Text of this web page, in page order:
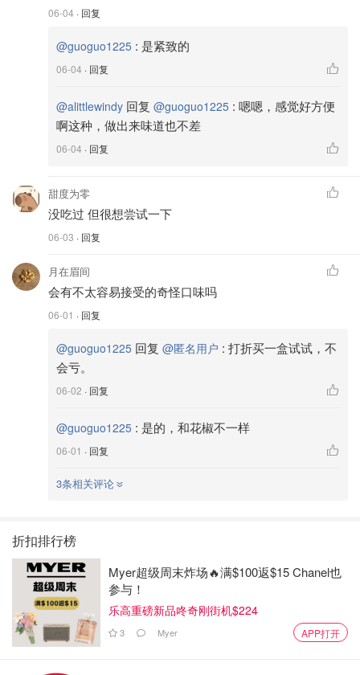
06-04 · 回复
@guoguo1225 : 是紧致的
06-04 · 回复
@alittlewindy 回复 @guoguo1225 : 嗯嗯，感觉好方便
啊这种，做出来味道也不差
06-04 · 回复
甜度为零
没吃过 但很想尝试一下
06-03 · 回复
月在眉间
会有不太容易接受的奇怪口味吗
06-01 · 回复
@guoguo1225 回复 @匿名用户 : 打折买一盒试试，不
会亏。
06-02 · 回复
@guoguo1225 : 是的，和花椒不一样
06-01 · 回复
3条相关评论
折扣排行榜
Myer超级周末炸场🔥满$100返$15 Chanel也
参与！
乐高重磅新品咚奇刚街机$224
3 Myer APP打开